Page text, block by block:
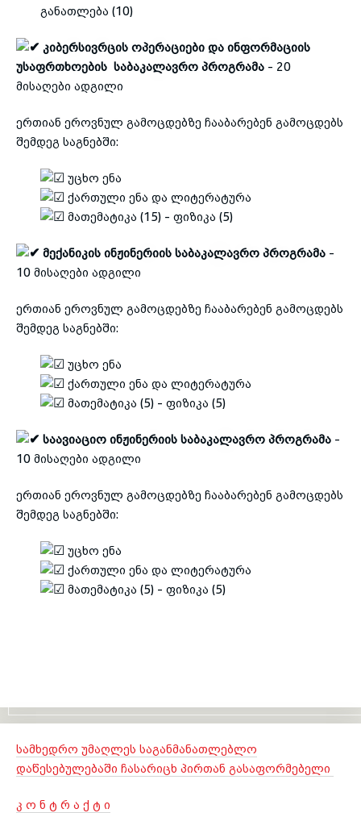
განათლება (10)
კიბერსივრცის ოპერაციები და ინფორმაციის
უსაფრთხოების საბაკალავრო პროგრამა - 20
მისაღები ადგილი
ერთიან ეროვნულ გამოცდებზე ჩააბარებენ გამოცდებს
შემდეგ საგნებში:
უცხო ენა
ქართული ენა და ლიტერატურა
მათემატიკა (15) - ფიზიკა (5)
მექანიკის ინჟინერიის საბაკალავრო პროგრამა -
10 მისაღები ადგილი
ერთიან ეროვნულ გამოცდებზე ჩააბარებენ გამოცდებს
შემდეგ საგნებში:
უცხო ენა
ქართული ენა და ლიტერატურა
მათემატიკა (5) - ფიზიკა (5)
საავიაციო ინჟინერიის საბაკალავრო პროგრამა -
10 მისაღები ადგილი
ერთიან ეროვნულ გამოცდებზე ჩააბარებენ გამოცდებს
შემდეგ საგნებში:
უცხო ენა
ქართული ენა და ლიტერატურა
მათემატიკა (5) - ფიზიკა (5)
სამხედრო უმაღლეს საგანმანათლებლო
დაწესებულებაში ჩასარიცხ პირთან გასაფორმებელი
კ ო ნ ტ რ ა ქ ტ ი